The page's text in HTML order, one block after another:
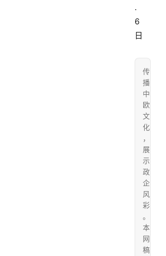
.
6
日
传
播
中
欧
文
化
，
展
示
政
企
风
彩
。
本
网
稿